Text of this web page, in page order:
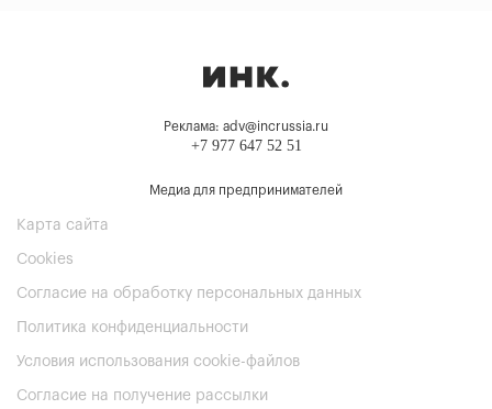
Реклама: adv@incrussia.ru
+7 977 647 52 51
Медиа для предпринимателей
Карта сайта
Cookies
Согласие на обработку персональных данных
Политика конфиденциальности
Условия использования cookie-файлов
Согласие на получение рассылки